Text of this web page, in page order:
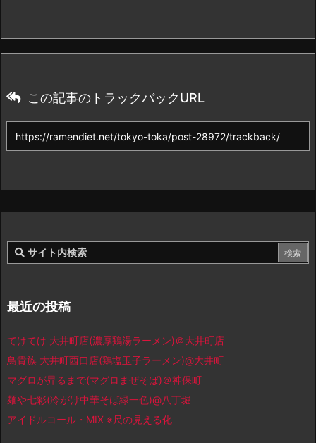
この記事のトラックバックURL
最近の投稿
てけてけ 大井町店(濃厚鶏湯ラーメン)＠大井町店
鳥貴族 大井町西口店(鶏塩玉子ラーメン)@大井町
マグロが昇るまで(マグロまぜそば)＠神保町
麺や七彩(冷がけ中華そば緑一色)@八丁堀
アイドルコール・MIX ※尺の見える化